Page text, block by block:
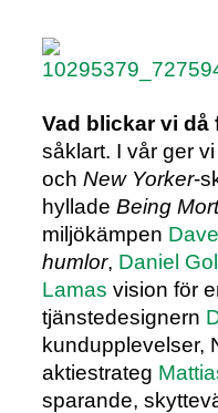
Vad blickar vi då
såklart. I vår ger
och New Yorker-
hyllade Being
miljökämpen
humlor, Daniel
Lamas vision för
tjänstedesignern
kundupplevelser,
aktiestrateg
sparande,